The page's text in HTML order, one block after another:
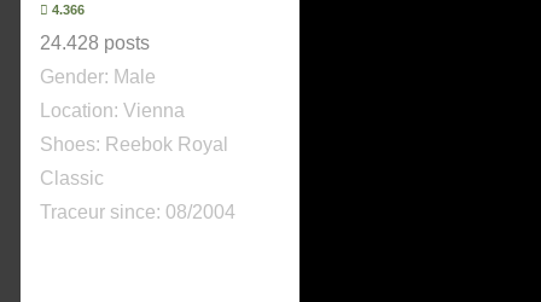
4.366
24.428 posts
Gender: Male
Location: Vienna
Shoes: Reebok Royal
Classic
Traceur since: 08/2004